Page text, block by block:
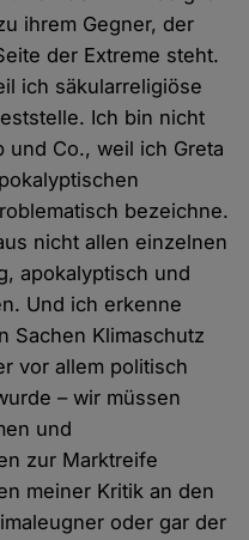
ihrem Gegner, der
der Extreme steht.
ich säkularreligiöse
Ich bin nicht
und Co., weil ich Greta
bezeichne.
nicht allen einzelnen
apokalyptisch und
Und ich erkenne
Sachen Klimaschutz
vor allem politisch
– wir müssen
und
zur Marktreife
meiner Kritik an den
oder gar der